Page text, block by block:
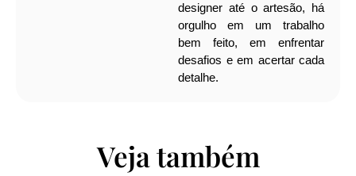
designer até o artesão, há
orgulho em um trabalho
bem feito, em enfrentar
desafios e em acertar cada
detalhe.
Veja também